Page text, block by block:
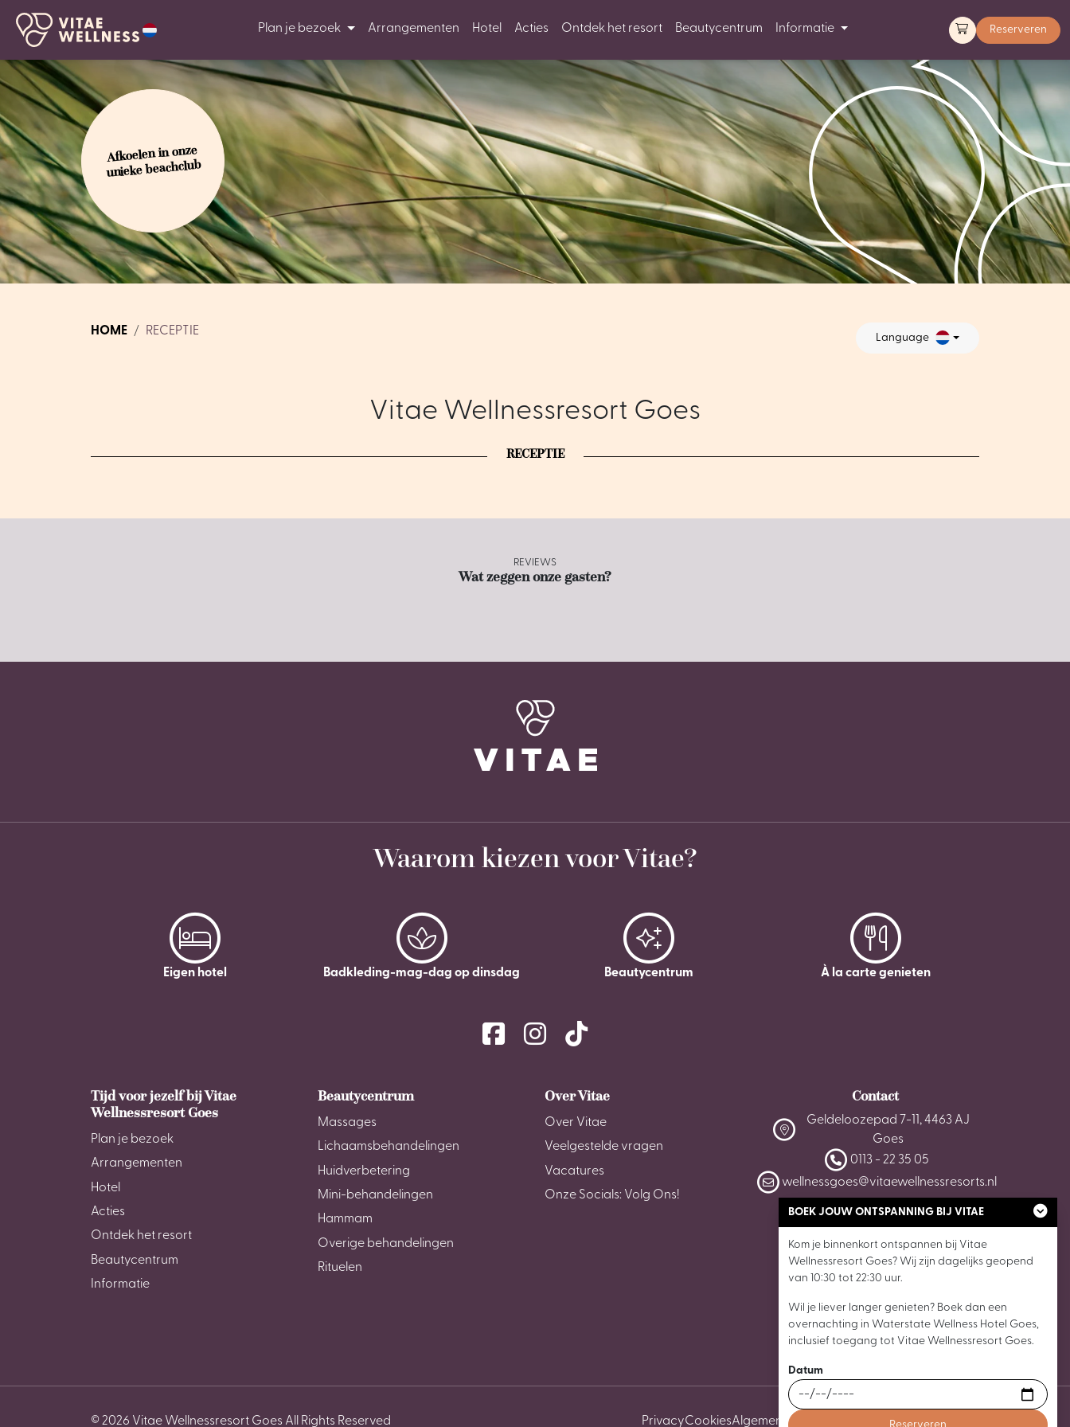
Plan je bezoek Arrangementen Hotel Acties Ontdek het resort Beautycentrum Informatie Reserveren
Afkoelen in onze
unieke beachclub
HOME RECEPTIE Language
Vitae Wellnessresort Goes
RECEPTIE
REVIEWS
Wat zeggen onze gasten?
Waarom kiezen voor Vitae?
Eigen hotel Badkleding-mag-dag op dinsdag Beautycentrum À la carte genieten
Tijd voor jezelf bij Vitae
Wellnessresort Goes
Plan je bezoek
Arrangementen
Hotel
Acties
Ontdek het resort
Beautycentrum
Informatie
Beautycentrum
Massages
Lichaamsbehandelingen
Huidverbetering
Mini-behandelingen
Hammam
Overige behandelingen
Rituelen
Over Vitae
Over Vitae
Veelgestelde vragen
Vacatures
Onze Socials: Volg Ons!
Contact
Geldeloozepad 7-11, 4463 AJ
Goes
0113 - 22 35 05
wellnessgoes@vitaewellnessresorts.nl
© 2026 Vitae Wellnessresort Goes All Rights Reserved PrivacyCookiesAlgemene voorwaarden Cookie instellingen
BOEK JOUW ONTSPANNING BIJ VITAE
Kom je binnenkort ontspannen bij Vitae
Wellnessresort Goes? Wij zijn dagelijks geopend
van 10:30 tot 22:30 uur.
Wil je liever langer genieten? Boek dan een
overnachting in Waterstate Wellness Hotel Goes,
inclusief toegang tot Vitae Wellnessresort Goes.
Datum